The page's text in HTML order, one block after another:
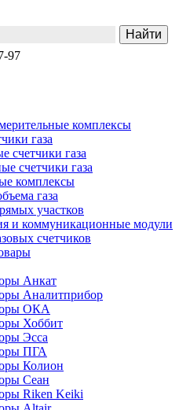
97
комплексы
газа
счетчики газа
счетчики газа
комплексы
газа
участков
и коммуникационные модули
счетчиков
Анкат
Аналитприбор
ОКА
Хоббит
Эсса
ПГА
Колион
Сеан
Riken Keiki